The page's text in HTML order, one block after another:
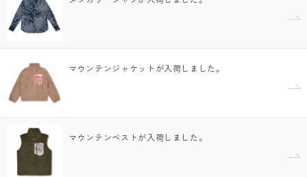
マウンテンジャケットが入荷しました。
マウンテンベストが入荷しました。